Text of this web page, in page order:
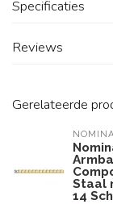
Specificaties
Reviews
Gerelateerde
Staal
14